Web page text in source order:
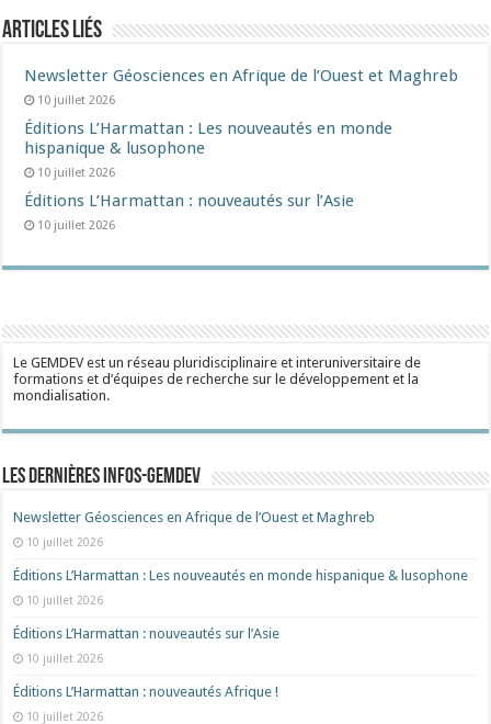
Articles liés
Newsletter Géosciences en Afrique de l’Ouest et Maghreb
10 juillet 2026
Éditions L’Harmattan : Les nouveautés en monde
hispanique & lusophone
10 juillet 2026
Éditions L’Harmattan : nouveautés sur l’Asie
10 juillet 2026
Le GEMDEV est un réseau pluridisciplinaire et interuniversitaire de
formations et d’équipes de recherche sur le développement et la
mondialisation.
Les dernières Infos-Gemdev
Newsletter Géosciences en Afrique de l’Ouest et Maghreb
10 juillet 2026
Éditions L’Harmattan : Les nouveautés en monde hispanique & lusophone
10 juillet 2026
Éditions L’Harmattan : nouveautés sur l’Asie
10 juillet 2026
Éditions L’Harmattan : nouveautés Afrique !​
10 juillet 2026